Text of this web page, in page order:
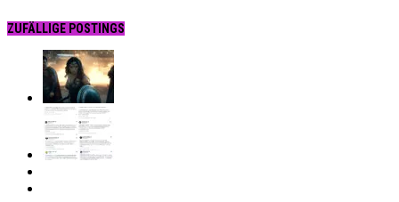
ZUFÄLLIGE POSTINGS